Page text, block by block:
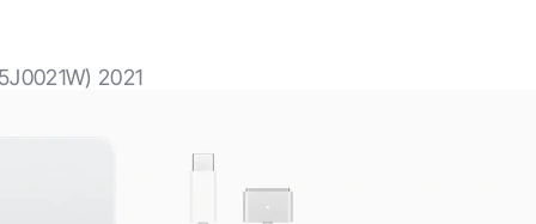
2021